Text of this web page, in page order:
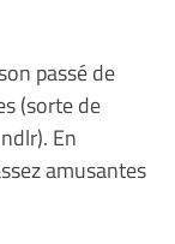
passé de
(sorte de
En
amusantes